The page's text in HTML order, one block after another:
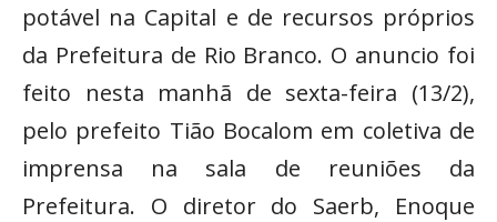
potável na Capital e de recursos próprios
da Prefeitura de Rio Branco. O anuncio foi
feito nesta manhã de sexta-feira (13/2),
pelo prefeito Tião Bocalom em coletiva de
imprensa na sala de reuniões da
Prefeitura. O diretor do Saerb, Enoque